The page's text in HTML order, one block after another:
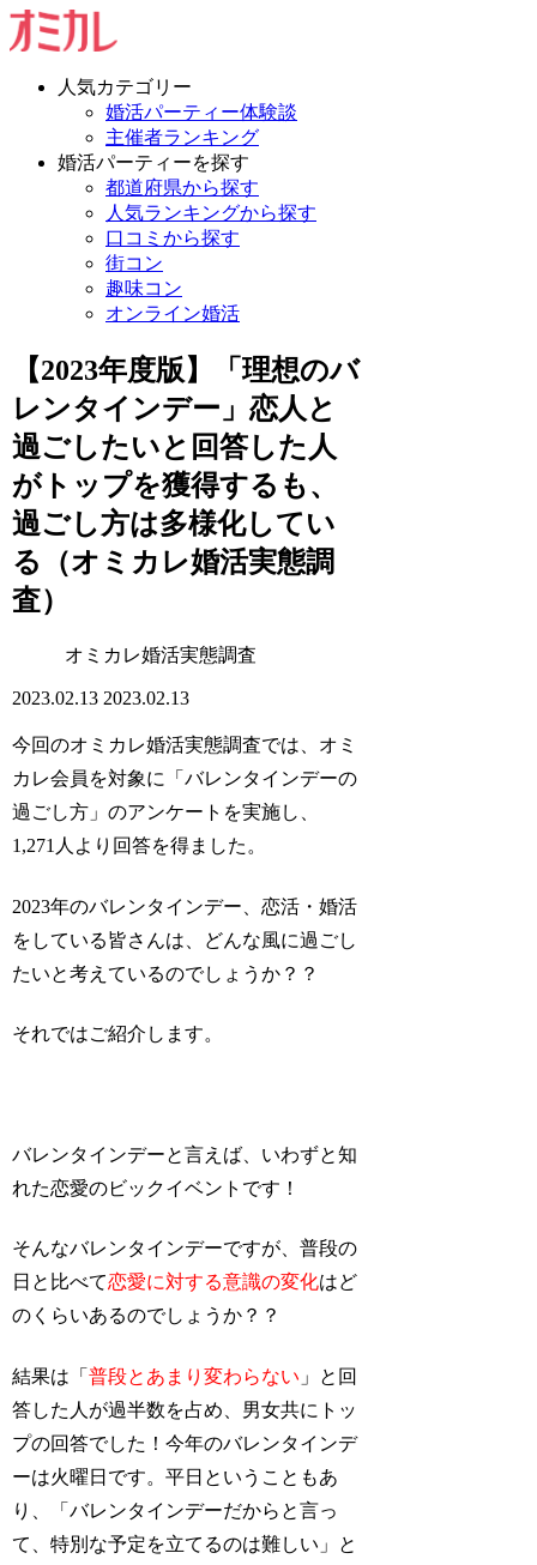
人気カテゴリー
婚活パーティー体験談
主催者ランキング
婚活パーティーを探す
都道府県から探す
人気ランキングから探す
口コミから探す
街コン
趣味コン
オンライン婚活
【2023年度版】「理想のバ
レンタインデー」恋人と
過ごしたいと回答した人
がトップを獲得するも、
過ごし方は多様化してい
る（オミカレ婚活実態調
査）
オミカレ婚活実態調査
2023.02.13 2023.02.13
今回のオミカレ婚活実態調査では、オミ
カレ会員を対象に「バレンタインデーの
過ごし方」のアンケートを実施し、
1,271人より回答を得ました。
2023年のバレンタインデー、恋活・婚活
をしている皆さんは、どんな風に過ごし
たいと考えているのでしょうか？？
それではご紹介します。
バレンタインデーと言えば、いわずと知
れた恋愛のビックイベントです！
そんなバレンタインデーですが、普段の
日と比べて恋愛に対する意識の変化はど
のくらいあるのでしょうか？？
結果は「普段とあまり変わらない 」と回
答した人が過半数を占め、男女共にトッ
プの回答でした！今年のバレンタインデ
ーは火曜日です。平日ということもあ
り、「バレンタインデーだからと言っ
て、特別な予定を立てるのは難しい」と